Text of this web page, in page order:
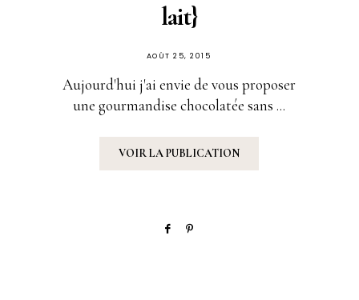
lait}
PUBLIÉ
AOÛT 25, 2015
Aujourd'hui j'ai envie de vous proposer
une gourmandise chocolatée sans ...
VOIR LA PUBLICATION